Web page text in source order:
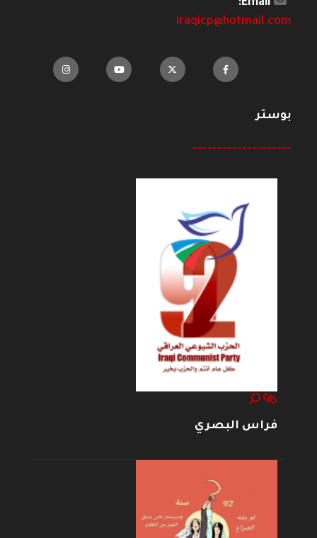
Email:
iraqicp@hotmail.com
بوستر
--------------------
فراس البصري